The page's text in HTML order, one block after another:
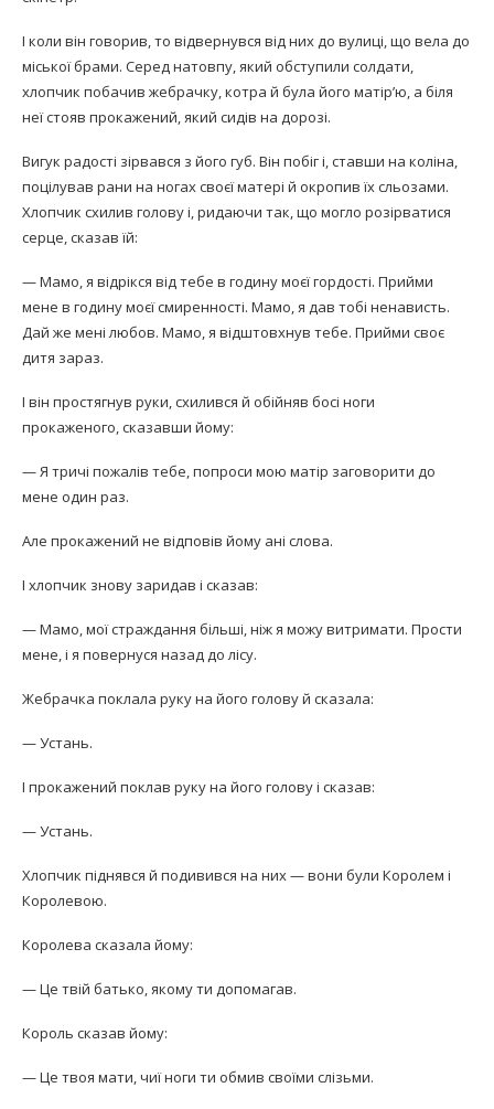
І коли він говорив, то відвернувся від них до вулиці, що вела до
міської брами. Серед натовпу, який обступили солдати,
хлопчик побачив жебрачку, котра й була його матір’ю, а біля
неї стояв прокажений, який сидів на дорозі.
Вигук радості зірвався з його губ. Він побіг і, ставши на коліна,
поцілував рани на ногах своєї матері й окропив їх сльозами.
Хлопчик схилив голову і, ридаючи так, що могло розірватися
серце, сказав їй:
— Мамо, я відрікся від тебе в годину моєї гордості. Прийми
мене в годину моєї смиренності. Мамо, я дав тобі ненависть.
Дай же мені любов. Мамо, я відштовхнув тебе. Прийми своє
дитя зараз.
І він простягнув руки, схилився й обійняв босі ноги
прокаженого, сказавши йому:
— Я тричі пожалів тебе, попроси мою матір заговорити до
мене один раз.
Але прокажений не відповів йому ані слова.
І хлопчик знову заридав і сказав:
— Мамо, мої страждання більші, ніж я можу витримати. Прости
мене, і я повернуся назад до лісу.
Жебрачка поклала руку на його голову й сказала:
— Устань.
І прокажений поклав руку на його голову і сказав:
— Устань.
Хлопчик піднявся й подивився на них — вони були Королем і
Королевою.
Королева сказала йому:
— Це твій батько, якому ти допомагав.
Король сказав йому:
— Це твоя мати, чиї ноги ти обмив своїми слізьми.